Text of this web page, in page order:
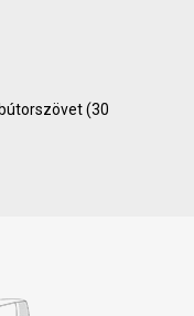
(30